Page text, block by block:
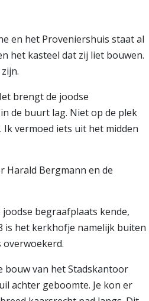
en het Proveniershuis staat al
het kasteel dat zij liet bouwen.
brengt de joodse
de buurt lag. Niet op de plek
vermoed iets uit het midden
Harald Bergmann en de
begraafplaats kende,
is het kerkhofje namelijk buiten
bouw van het Stadskantoor
achter geboomte. Je kon er